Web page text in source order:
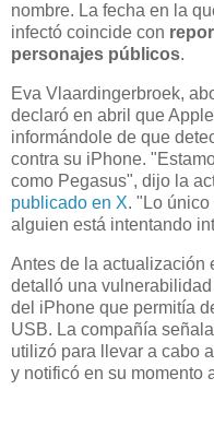
nombre. La fecha en la
infectó coincide con
personajes públicos.
Eva Vlaardingerbroek,
declaró en abril que
informándole de que
contra su iPhone.
como Pegasus", dijo la
publicado en X. "Lo
alguien está intentando
Antes de la actualización
detalló una
del iPhone que permitía
USB. La compañía
utilizó para llevar a cabo
y notificó en su momento